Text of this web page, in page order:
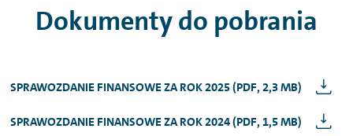
Dokumenty do pobrania
SPRAWOZDANIE FINANSOWE ZA ROK 2025 (PDF, 2,3 MB)
SPRAWOZDANIE FINANSOWE ZA ROK 2024 (PDF, 1,5 MB)